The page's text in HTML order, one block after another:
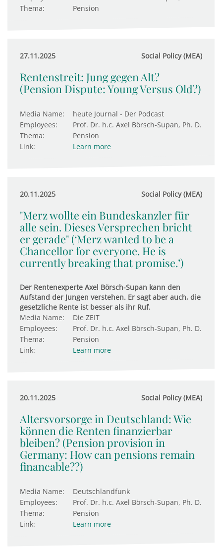
Thema:
Pension
27.11.2025 Social Policy (MEA)
Rentenstreit: Jung gegen Alt?
(Pension Dispute: Young Versus Old?)
Media Name:
heute Journal - Der Podcast
Employees:
Prof. Dr. h.c. Axel Börsch-Supan, Ph. D.
Thema:
Pension
Link:
Learn more
20.11.2025 Social Policy (MEA)
"Merz wollte ein Bundeskanzler für
alle sein. Dieses Versprechen bricht
er gerade" (‘Merz wanted to be a
Chancellor for everyone. He is
currently breaking that promise.’)
Der Rentenexperte Axel Börsch-Supan kann den
Aufstand der Jungen verstehen. Er sagt aber auch, die
gesetzliche Rente ist besser als ihr Ruf.
Media Name:
Die ZEIT
Employees:
Prof. Dr. h.c. Axel Börsch-Supan, Ph. D.
Thema:
Pension
Link:
Learn more
20.11.2025 Social Policy (MEA)
Altersvorsorge in Deutschland: Wie
können die Renten finanzierbar
bleiben? (Pension provision in
Germany: How can pensions remain
financable??)
Media Name:
Deutschlandfunk
Employees:
Prof. Dr. h.c. Axel Börsch-Supan, Ph. D.
Thema:
Pension
Link:
Learn more